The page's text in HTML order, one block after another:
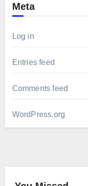
Meta
Log in
Entries feed
Comments feed
WordPress.org